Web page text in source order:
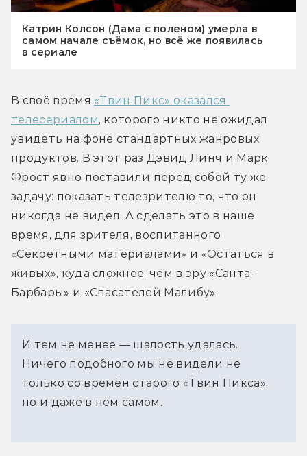
Катрин Колсон (Дама с поленом) умерла в
самом начале съёмок, но всё же появилась
в сериале
В своё время «Твин Пикс» оказался
телесериалом, которого никто не ожидал
увидеть на фоне стандартных жанровых
продуктов. В этот раз Дэвид Линч и Марк
Фрост явно поставили перед собой ту же
задачу: показать телезрителю то, что он
никогда не видел. А сделать это в наше
время, для зрителя, воспитанного
«Секретными материалами» и «Остаться в
живых», куда сложнее, чем в эру «Санта-
Барбары» и «Спасателей Малибу».
И тем не менее — шалость удалась.
Ничего подобного мы не видели не
только со времён старого «Твин Пикса»,
но и даже в нём самом.